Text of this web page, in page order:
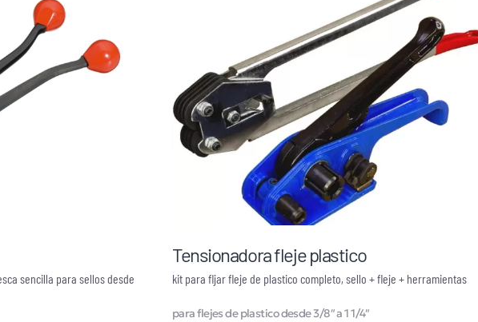
sencilla para sellos desde
Tensionadora fleje plastico
kit para fljar fleje de plastico completo, sello + fleje + herramientas
para flejes de plastico desde 3/8″ a 1 1/4″